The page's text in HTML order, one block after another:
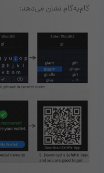
گام‌به‌گام نشان می‌دهد: